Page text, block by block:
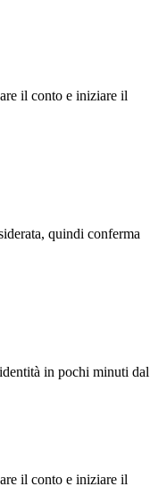
il conto e iniziare il
quindi conferma
in pochi minuti dal
il conto e iniziare il